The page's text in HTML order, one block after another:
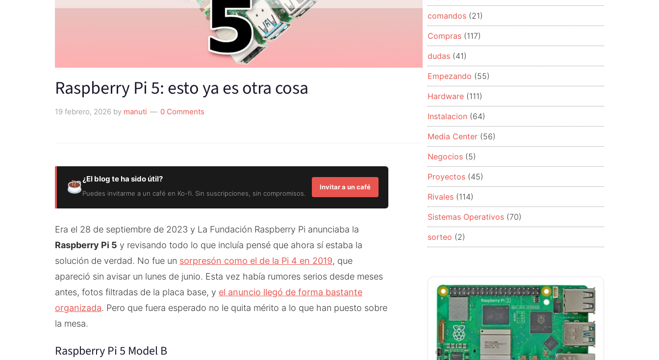
Raspberry Pi 5: esto ya es otra cosa
19 febrero, 2026 by manuti 0 Comments
¿El blog te ha sido útil?
Puedes invitarme a un café en Ko-fi. Sin suscripciones, sin compromisos.
Invitar a un café
Era el 28 de septiembre de 2023 y La Fundación Raspberry Pi anunciaba la
Raspberry Pi 5 y revisando todo lo que incluía pensé que ahora sí estaba la
solución de verdad. No fue un sorpresón como el de la Pi 4 en 2019, que
apareció sin avisar un lunes de junio. Esta vez había rumores serios desde meses
antes, fotos filtradas de la placa base, y el anuncio llegó de forma bastante
organizada. Pero que fuera esperado no le quita mérito a lo que han puesto sobre
la mesa.
Raspberry Pi 5 Model B
comandos (21)
Compras (117)
dudas (41)
Empezando (55)
Hardware (111)
Instalacion (64)
Media Center (56)
Negocios (5)
Proyectos (45)
Rivales (114)
Sistemas Operativos (70)
sorteo (2)